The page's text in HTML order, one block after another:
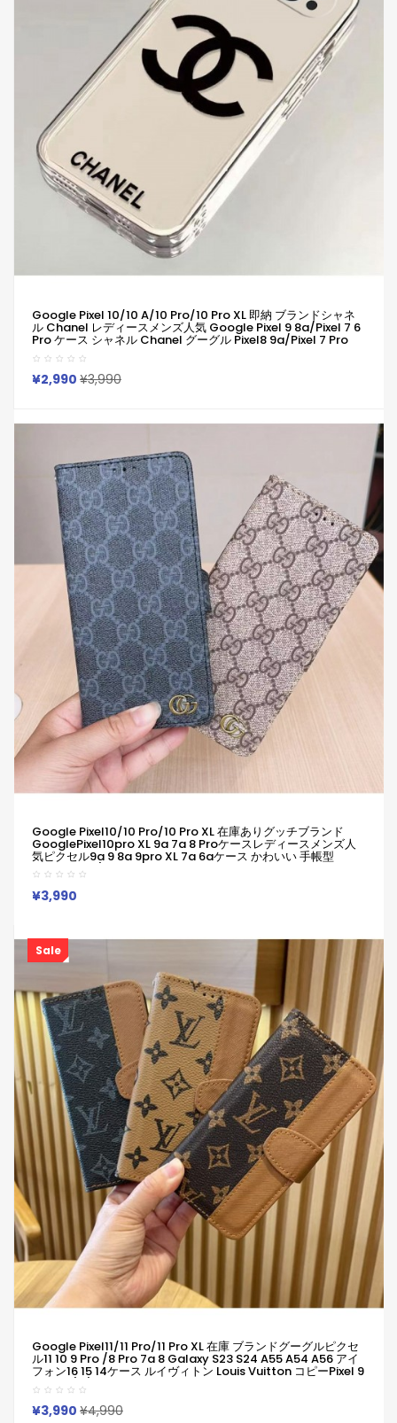
Google Pixel 10/10 A/10 Pro/10 Pro XL 即納 ブランドシャネ
ル Chanel レディースメンズ人気 Google Pixel 9 8a/Pixel 7 6
Pro ケース シャネル Chanel グーグル Pixel8 9a/Pixel 7 Pro
Iphone 14 15 16 Pro Max Xperia 1 Vi 10 Iii Iv V Samsung S23
Ultra S24 S25カバー 耐衝撃 軽量 シンプル おしゃれ かわいい
¥2,990 ¥3,990
Google Pixel10/10 Pro/10 Pro XL 在庫ありグッチブランド
GooglePixel10pro XL 9a 7a 8 Proケースレディースメンズ人
気ピクセル9a 9 8a 9pro XL 7a 6aケース かわいい 手帳型
Xperia 1 Vii / Xperia 10 Vii GUCCI 軽量 Iphone 16 17 ケース グ
ッチブランド グッチGalaxy A54 A55 S25/S24ultraケース
¥3,990
Sale
Google Pixel11/11 Pro/11 Pro XL 在庫 ブランドグーグルピクセ
ル11 10 9 Pro /8 Pro 7a 8 Galaxy S23 S24 A55 A54 A56 アイ
フォン16 15 14ケース ルイヴィトン Louis Vuitton コピーPixel 9
8 Pro 6/7/6a Xperia 1v 10viケース ルイヴィトン Louis
Vuitton ギャラクシーS25 S24 S23 S22 S20+ Ultraケース男女
兼用
¥3,990 ¥4,990